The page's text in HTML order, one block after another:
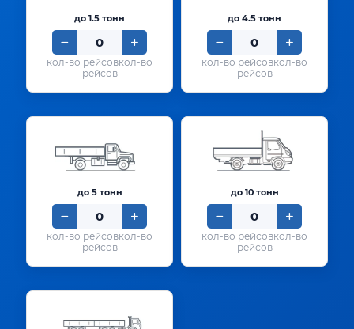
до 1.5 тонн
кол-во
рейсов
до 4.5 тонн
кол-во
рейсов
до 5 тонн
кол-во
рейсов
до 10 тонн
кол-во
рейсов